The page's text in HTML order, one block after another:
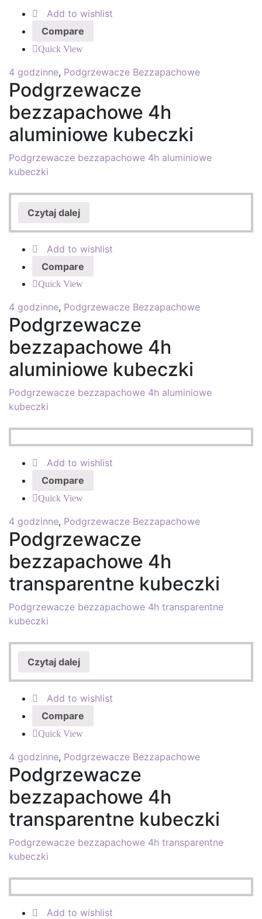
Add to wishlist
Compare
Quick View
4 godzinne, Podgrzewacze Bezzapachowe
Podgrzewacze
bezzapachowe 4h
aluminiowe kubeczki
Podgrzewacze bezzapachowe 4h aluminiowe
kubeczki
Czytaj dalej
Add to wishlist
Compare
Quick View
4 godzinne, Podgrzewacze Bezzapachowe
Podgrzewacze
bezzapachowe 4h
aluminiowe kubeczki
Podgrzewacze bezzapachowe 4h aluminiowe
kubeczki
Add to wishlist
Compare
Quick View
4 godzinne, Podgrzewacze Bezzapachowe
Podgrzewacze
bezzapachowe 4h
transparentne kubeczki
Podgrzewacze bezzapachowe 4h transparentne
kubeczki
Czytaj dalej
Add to wishlist
Compare
Quick View
4 godzinne, Podgrzewacze Bezzapachowe
Podgrzewacze
bezzapachowe 4h
transparentne kubeczki
Podgrzewacze bezzapachowe 4h transparentne
kubeczki
Add to wishlist